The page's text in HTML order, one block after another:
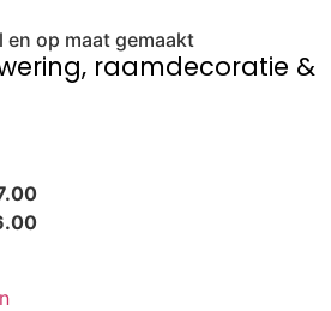
op maat gemaakt
raamdecoratie &